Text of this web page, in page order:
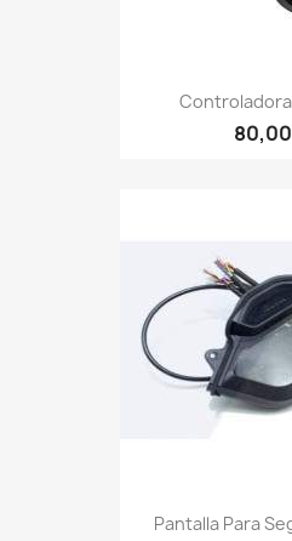
Pantalla Para